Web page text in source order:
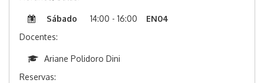
Sábado 14:00 - 16:00
EN04
Docentes:
Ariane Polidoro Dini
Reservas: